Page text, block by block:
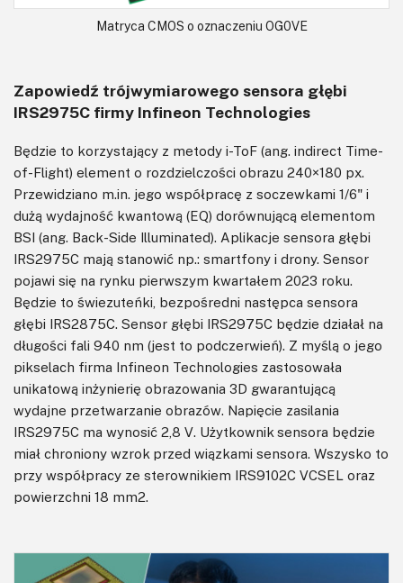
Matryca CMOS o oznaczeniu OG0VE
Zapowiedź trójwymiarowego sensora głębi
IRS2975C firmy Infineon Technologies
Będzie to korzystający z metody i-ToF (ang. indirect Time-
of-Flight) element o rozdzielczości obrazu 240×180 px.
Przewidziano m.in. jego współpracę z soczewkami 1/6" i
dużą wydajność kwantową (EQ) dorównującą elementom
BSI (ang. Back-Side Illuminated). Aplikacje sensora głębi
IRS2975C mają stanowić np.: smartfony i drony. Sensor
pojawi się na rynku pierwszym kwartałem 2023 roku.
Będzie to świezuteńki, bezpośredni następca sensora
głębi IRS2875C. Sensor głębi IRS2975C będzie działał na
długości fali 940 nm (jest to podczerwień). Z myślą o jego
pikselach firma Infineon Technologies zastosowała
unikatową inżynierię obrazowania 3D gwarantującą
wydajne przetwarzanie obrazów. Napięcie zasilania
IRS2975C ma wynosić 2,8 V. Użytkownik sensora będzie
miał chroniony wzrok przed wiązkami sensora. Wszysko to
przy współpracy ze sterownikiem IRS9102C VCSEL oraz
powierzchni 18 mm2.